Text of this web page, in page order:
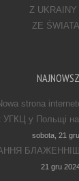
Z UKRAINY
ZE ŚWIATA
strona
у Польщі на
sobota, 21
21 gru